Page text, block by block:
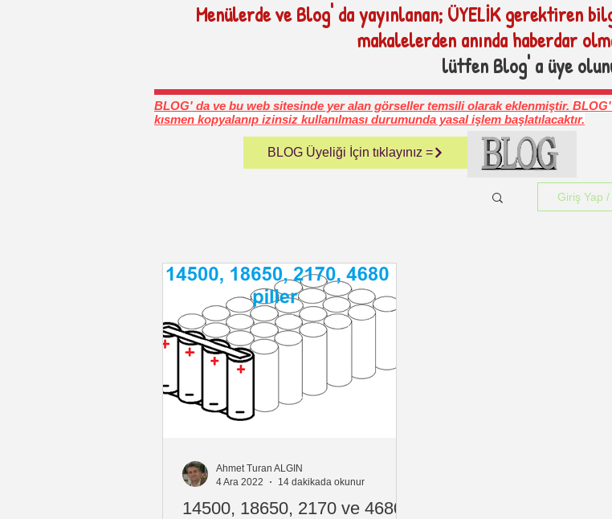
Menülerde ve Blog' da yayınlanan; ÜYELİK gerektiren
makalelerden anında haberdar
lütfen Blog' a üye
BLOG' da ve bu web sitesinde yer alan görseller temsili olarak eklenmiştir.
kısmen kopyalanıp izinsiz kullanılması durumunda yasal işlem başlatılacaktır.
BLOG Üyeliği İçin tıklayınız =
Giriş Yap /
14500, 18650, 2170 ve 4680
Ahmet Turan ALGIN
4 Ara 2022
14 dakikada okunur